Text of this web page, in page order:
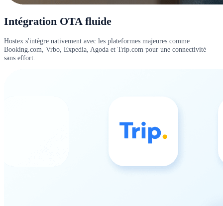
Intégration OTA fluide
Hostex s'intègre nativement avec les plateformes majeures comme
Booking.com, Vrbo, Expedia, Agoda et Trip.com pour une connectivité
sans effort.